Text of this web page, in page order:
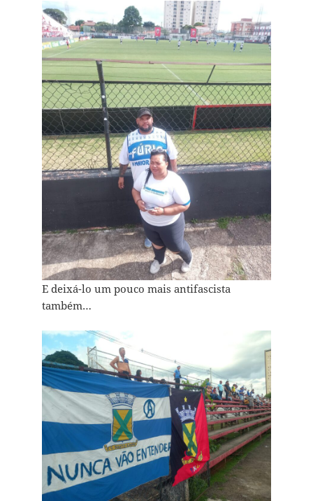
E deixá-lo um pouco mais antifascista
também…